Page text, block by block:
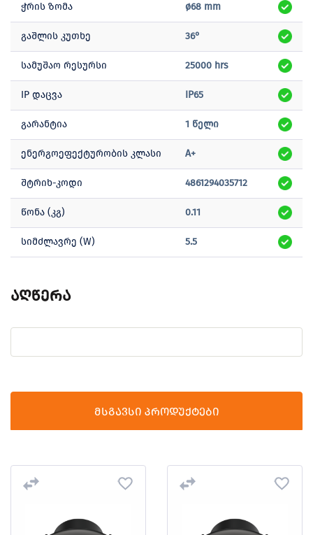
ჭრის ზომა ø68 mm
გაშლის კუთხე 36°
სამუშაო რესურსი 25000 hrs
IP დაცვა IP65
გარანტია 1 წელი
ენერგოეფექტურობის კლასი A+
შტრიხ-კოდი 4861294035712
წონა (კგ) 0.11
სიმძლავრე (W) 5.5
აღწერა
მსგავსი პროდუქტები